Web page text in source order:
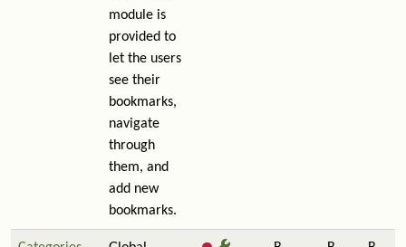
module is
provided to
let the users
see their
bookmarks,
navigate
through
them, and
add new
bookmarks.